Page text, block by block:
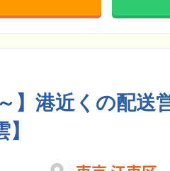
】港近くの配送